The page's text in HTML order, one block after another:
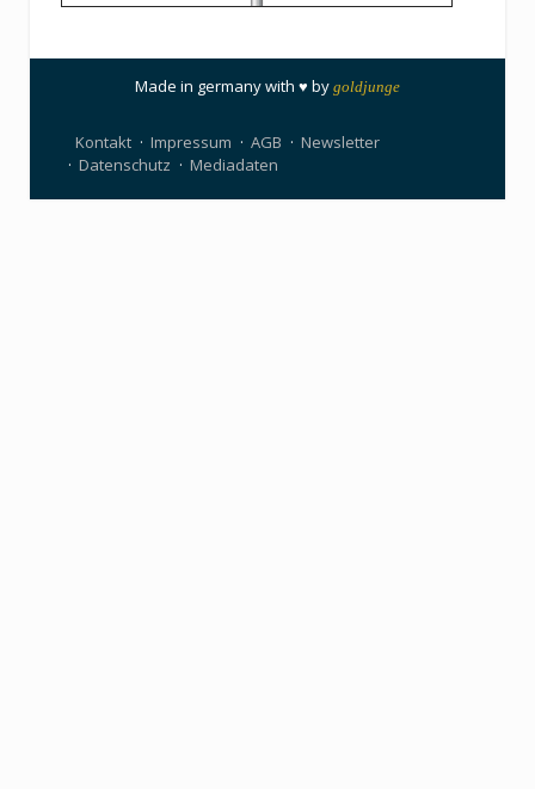
Made in germany with ♥ by goldjunge
Kontakt Impressum AGB
Newsletter
Datenschutz
Mediadaten